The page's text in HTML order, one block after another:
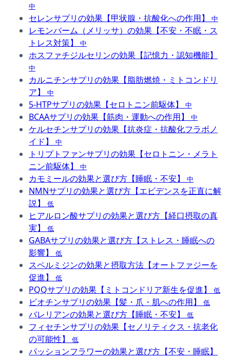
中
セレンサプリの効果【甲状腺・抗酸化への作用】 中
レモンバーム（メリッサ）の効果【不安・不眠・ス
トレス対策】
中
ホスファチジルセリンの効果【記憶力・認知機能】
中
カルニチンサプリの効果【脂肪燃焼・ミトコンドリ
ア】
中
5-HTPサプリの効果【セロトニン前駆体】 中
BCAAサプリの効果【筋肉・運動への作用】 中
ケルセチンサプリの効果【抗炎症・抗酸化フラボノ
イド】
中
トリプトファンサプリの効果【セロトニン・メラト
ニン前駆体】
中
カモミールの効果と選び方【睡眠・不安】 中
NMNサプリの効果と選び方【エビデンスを正直に解
説】
低
ヒアルロン酸サプリの効果と選び方【経口摂取の真
実】
低
GABAサプリの効果と選び方【ストレス・睡眠への
影響】
低
スペルミジンの効果と摂取方法【オートファジーを
促進】
低
PQQサプリの効果【ミトコンドリア新生を促進】 低
ビオチンサプリの効果【髪・爪・肌への作用】 低
バレリアンの効果と選び方【睡眠・不安】 低
フィセチンサプリの効果【セノリティクス・抗老化
の可能性】
低
パッションフラワーの効果と選び方【不安・睡眠】